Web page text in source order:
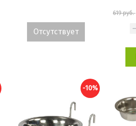
Отсутствует
619 руб.
-10%